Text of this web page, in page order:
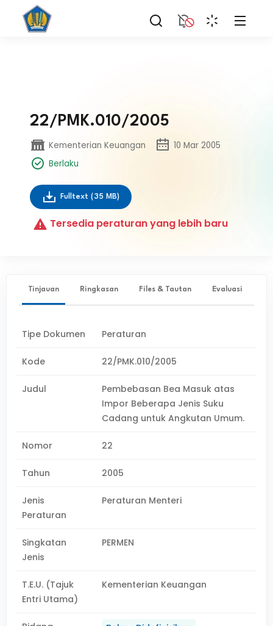
22/PMK.010/2005
Kementerian Keuangan
10 Mar 2005
Berlaku
Fulltext (35 MB)
Tersedia peraturan yang lebih baru
Tinjauan Ringkasan Files & Tautan Evaluasi
Tipe Dokumen Peraturan
Kode 22/PMK.010/2005
Judul
Pembebasan Bea Masuk atas
Impor Beberapa Jenis Suku
Cadang untuk Angkutan Umum.
Nomor 22
Tahun 2005
Jenis
Peraturan
Peraturan Menteri
Singkatan
Jenis
PERMEN
T.E.U. (Tajuk
Entri Utama)
Kementerian Keuangan